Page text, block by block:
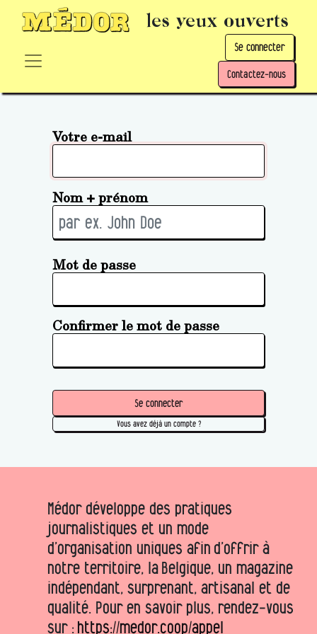
les yeux ouverts
Se connecter
Contactez-nous
Votre e-mail
Nom + prénom
Mot de passe
Confirmer le mot de passe
Se connecter
Vous avez déjà un compte ?
Médor développe des pratiques
journalistiques et un mode
d’organisation uniques afin d’offrir à
notre territoire, la Belgique, un magazine
indépendant, surprenant, artisanal et de
qualité. Pour en savoir plus, rendez-vous
sur : https://medor.coop/appel